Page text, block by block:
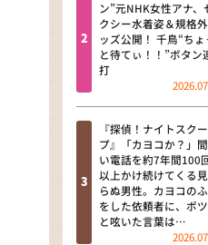
河合＆
「なんでや
かえり）
DAIGOも
にする？～
本日はダイ
朝だ！生で
教えて！ニ
ミカタ
ン”元NHK女性アナ、
クシー水着姿＆規格
ッズ公開！ 千鳥“ちょ
と待てぃ！！”ボタン
打
『探偵！ナイトスクー
プ』「カヨコか？」
い電話を約7年間100
以上かけ続けてくる
らぬ男性。カヨコの
をした依頼者に、ポ
と呟いた言葉は…